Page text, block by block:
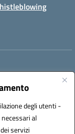
degli utenti -
al
servizi
istsc_RMIC86500P